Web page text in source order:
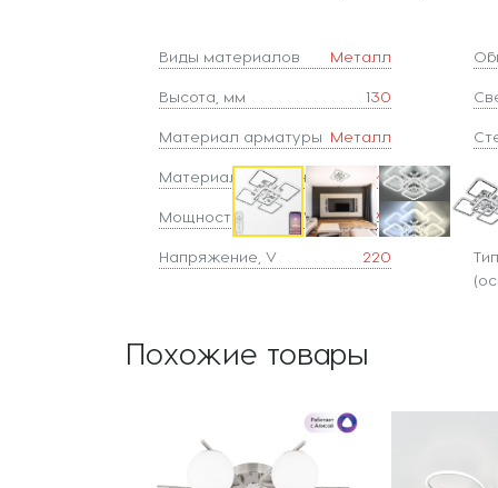
Виды материалов Металл
Высота, мм 130
Материал арматуры Металл
Материал плафонов Акрил
Мощность лампы, W 120
Напряжение, V 220
Похожие товары